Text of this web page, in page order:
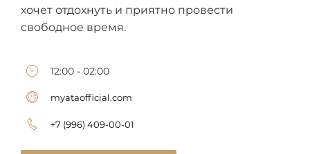
хочет отдохнуть и приятно провести
свободное время.
12:00 - 02:00
myataofficial.com
+7 (996) 409-00-01